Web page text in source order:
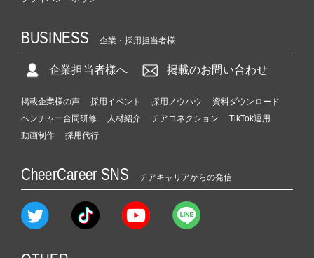
BUSINESS 企業・採用担当者様
企業担当者様へ 掲載のお問い合わせ
掲載企業様の声 採用イベント 採用ノウハウ
資料ダウンロード
ベンチャー合同研修
人材紹介 チアコネクション
TikTok運用
動画制作
採用代行
CheerCareer SNS チアキャリアからの発信